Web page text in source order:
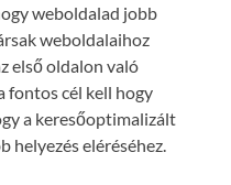
weboldalad jobb
weboldalaihoz
első oldalon való
fontos cél kell hogy
a keresőoptimalizált
helyezés eléréséhez.